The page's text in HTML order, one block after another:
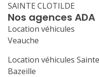
Nos agences ADA
Location véhicules
Veauche
Location véhicules Sainte
Bazeille
SAINTE CLOTILDE